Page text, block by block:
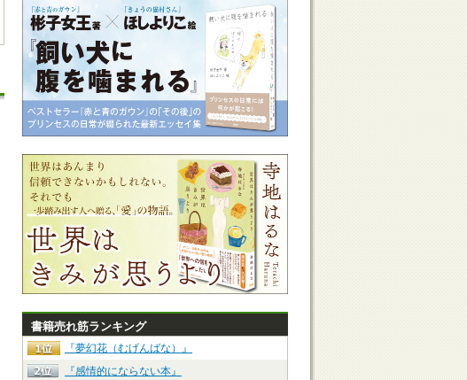
書籍売れ筋ランキング
『夢幻花（むげんばな）』
『感情的にならない本』